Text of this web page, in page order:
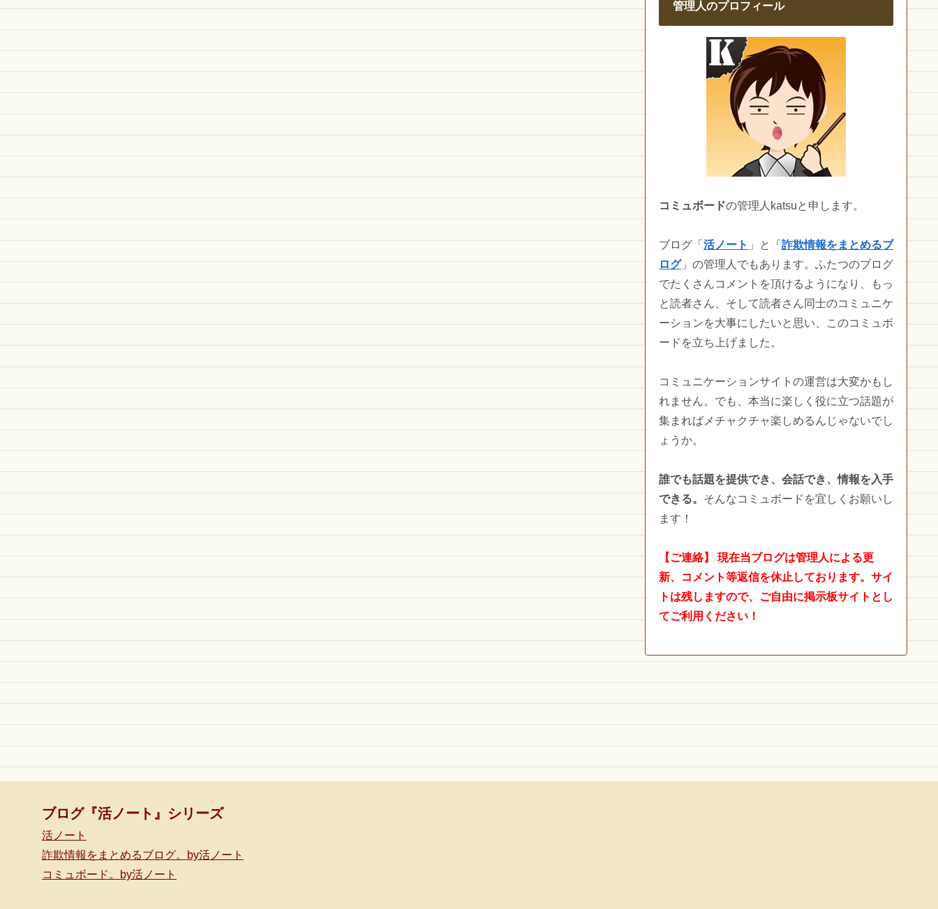
管理人のプロフィール
コミュボードの管理人katsuと申します。
ブログ「 活ノート 」と「 詐欺情報をまとめるブ
ログ」の管理人でもあります。ふたつのブログ
でたくさんコメントを頂けるようになり、もっ
と読者さん、そして読者さん同士のコミュニケ
ーションを大事にしたいと思い、このコミュボ
ードを立ち上げました。
コミュニケーションサイトの運営は大変かもし
れません。でも、本当に楽しく役に立つ話題が
集まればメチャクチャ楽しめるんじゃないでし
ょうか。
誰でも話題を提供でき、会話でき、情報を入手
できる。 そんなコミュボードを宜しくお願いし
ます！
【ご連絡】
現在当ブログは管理人による更
新、コメント等返信を休止しております。サイ
トは残しますので、ご自由に掲示板サイトとし
てご利用ください！
ブログ『活ノート』シリーズ
活ノート
詐欺情報をまとめるブログ。by活ノート
コミュボード。by活ノート